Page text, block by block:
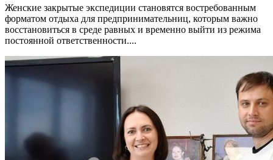
Женские закрытые экспедиции становятся востребованным
форматом отдыха для предпринимательниц, которым важно
восстановиться в среде равных и временно выйти из режима
постоянной ответственности....